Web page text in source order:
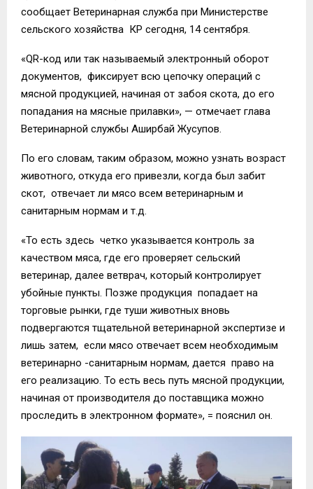
сообщает Ветеринарная служба при Министерстве
сельского хозяйства КР сегодня, 14 сентября.
«QR-код или так называемый электронный оборот
документов, фиксирует всю цепочку операций с
мясной продукцией, начиная от забоя скота, до его
попадания на мясные прилавки», — отмечает глава
Ветеринарной службы Аширбай Жусупов.
По его словам, таким образом, можно узнать возраст
животного, откуда его привезли, когда был забит
скот, отвечает ли мясо всем ветеринарным и
санитарным нормам и т.д.
«То есть здесь четко указывается контроль за
качеством мяса, где его проверяет сельский
ветеринар, далее ветврач, который контролирует
убойные пункты. Позже продукция попадает на
торговые рынки, где туши животных вновь
подвергаются тщательной ветеринарной экспертизе и
лишь затем, если мясо отвечает всем необходимым
ветеринарно -санитарным нормам, дается право на
его реализацию. То есть весь путь мясной продукции,
начиная от производителя до поставщика можно
проследить в электронном формате», = пояснил он.